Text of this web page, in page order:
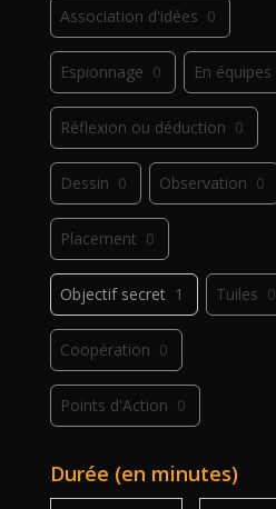
Association d'idées 0
Espionnage 0 En équipes
Réflexion ou déduction 0
Dessin 0 Observation 0
Placement 0
Objectif secret 1 Tuiles 0
Coopération 0
Points d'Action 0
Déplacement 0
Durée (en minutes)